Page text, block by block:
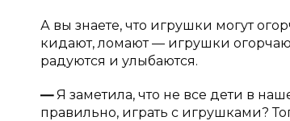
А вы знаете, что игрушки могут
кидают, ломают — игрушки
радуются и улыбаются.
—Я заметила, что не все дети в
правильно, играть с игрушками?